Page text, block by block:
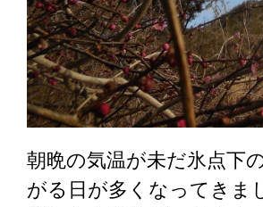
朝晩の気温が未だ氷点下
がる日が多くなってきま